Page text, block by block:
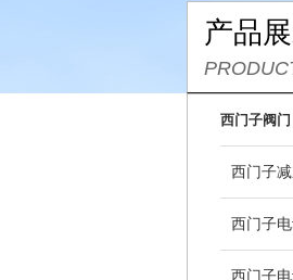
产品
西门子阀门
西门子
西门子
西门子